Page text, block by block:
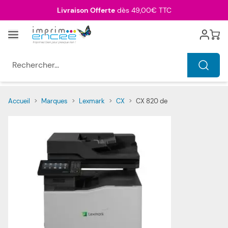
Livraison Offertedès 49,00€ TTC
Menu Cart
Accueil > Marques > Lexmark > CX > CX 820 de